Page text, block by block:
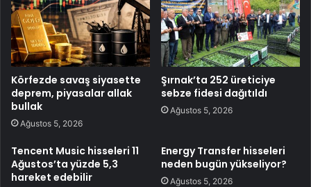
Körfezde savaş siyasette
deprem, piyasalar allak
bullak
Ağustos 5, 2026
Şırnak’ta 252 üreticiye
sebze fidesi dağıtıldı
Ağustos 5, 2026
Tencent Music hisseleri 11
Ağustos’ta yüzde 5,3
hareket edebilir
Energy Transfer hisseleri
neden bugün yükseliyor?
Ağustos 5, 2026